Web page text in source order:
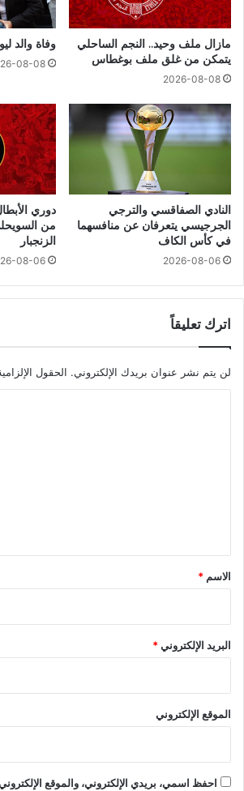
مازال ملف وحيد.. النجم الساحلي
يتمكن من غلق ملف بوغطاس
2026-08-08
وفاة والد
08-08
النادي الصفاقسي والترجي
الجرجيسي يتعرفان عن منافسهما
في كأس الكاف
2026-08-06
دوري
من
الزنجبار
08-06
اترك تعليقاً
لن يتم نشر عنوان بريدك الإلكتروني. الحقول
*
الاسم *
البريد الإلكتروني*
الموقع الإلكتروني
احفظ اسمي، بريدي الإلكتروني، والموقع